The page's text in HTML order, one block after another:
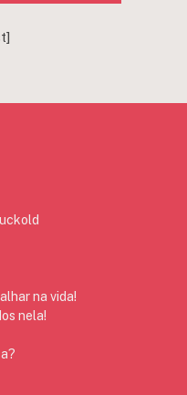
na vida!
nela!